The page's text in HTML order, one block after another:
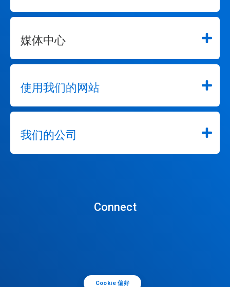
媒体中心
使用我们的网站
我们的公司
Connect
Cookie 偏好